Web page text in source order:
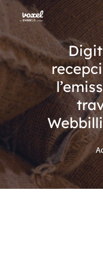
Hit enter to